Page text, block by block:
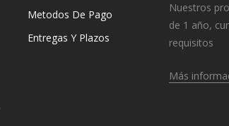
Metodos De Pago
Entregas Y Plazos
Nuestros
de 1 año,
requisitos
Más